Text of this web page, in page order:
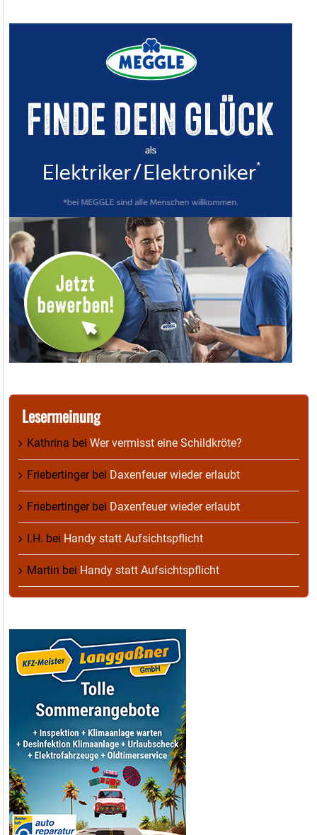
Lesermeinung
Kathrina bei Wer vermisst eine Schildkröte?
Friebertingerbei Daxenfeuer wieder erlaubt
Friebertingerbei Daxenfeuer wieder erlaubt
I.H. bei Handy statt Aufsichtspflicht
Martin bei Handy statt Aufsichtspflicht